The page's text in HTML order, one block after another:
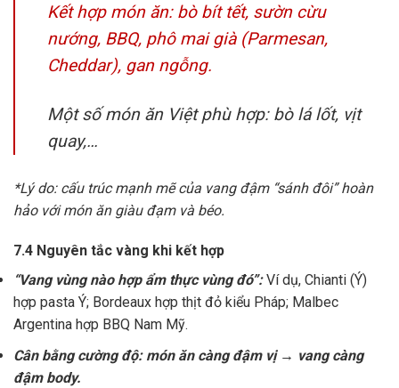
Kết hợp món ăn: bò bít tết, sườn cừu
nướng, BBQ, phô mai già (Parmesan,
Cheddar), gan ngỗng.
Một số món ăn Việt phù hợp: bò lá lốt, vịt
quay,…
*Lý do: cấu trúc mạnh mẽ của vang đậm “sánh đôi” hoàn
hảo với món ăn giàu đạm và béo.
7.4 Nguyên tắc vàng khi kết hợp
“Vang vùng nào hợp ẩm thực vùng đó”:Ví dụ, Chianti (Ý)
hợp pasta Ý; Bordeaux hợp thịt đỏ kiểu Pháp; Malbec
Argentina hợp BBQ Nam Mỹ.
Cân bằng cường độ: món ăn càng đậm vị → vang càng
đậm body.